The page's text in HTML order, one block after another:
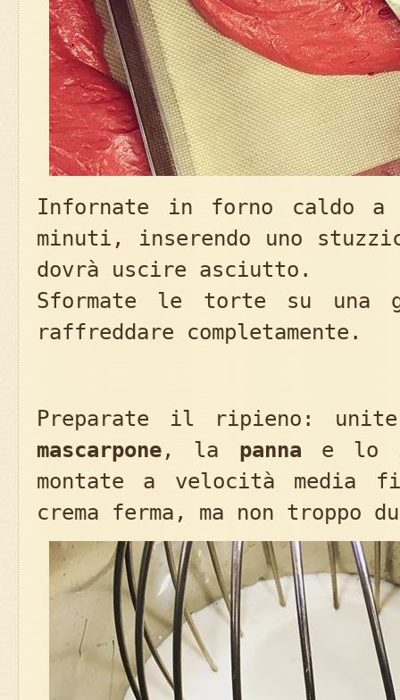
Infornate in forno caldo a
minuti, inserendo uno
dovrà uscire asciutto.
Sformate le torte su una
raffreddare completamente.
Preparate il ripieno:
mascarpone, la panna e lo
montate a velocità media
crema ferma, ma non troppo